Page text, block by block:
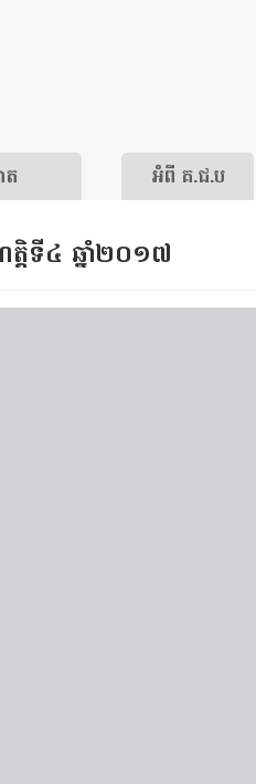
ត អំពី គ.ជ.ប
ត្តិ​ទី​៤ ឆ្នាំ​២០១៧